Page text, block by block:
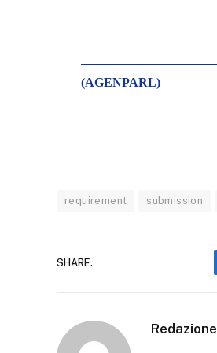
(AGENPARL)
requirement submission
SHARE.
Redazione